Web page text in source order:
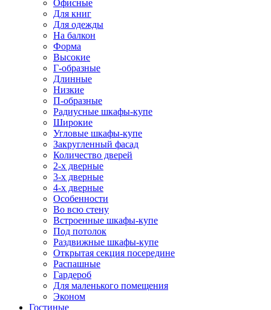
Офисные
Для книг
Для одежды
На балкон
Форма
Высокие
Г-образные
Длинные
Низкие
П-образные
Радиусные шкафы-купе
Широкие
Угловые шкафы-купе
Закругленный фасад
Количество дверей
2-х дверные
3-х дверные
4-х дверные
Особенности
Во всю стену
Встроенные шкафы-купе
Под потолок
Раздвижные шкафы-купе
Открытая секция посередине
Распашные
Гардероб
Для маленького помещения
Эконом
Гостиные